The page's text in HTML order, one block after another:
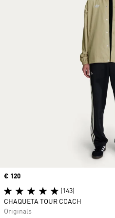
Precio
€ 120
(143)
CHAQUETA TOUR COACH
Originals